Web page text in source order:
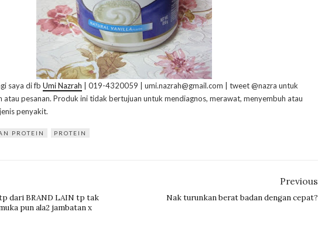
saya di fb Umi Nazrah | 019-4320059 | umi.nazrah@gmail.com | tweet @nazra untuk
atau pesanan. Produk ini tidak bertujuan untuk mendiagnos, merawat, menyembuh atau
penyakit.
PROTEIN PROTEIN
dari BRAND LAIN tp tak
pun ala2 jambatan x
Previous
Nak turunkan berat badan dengan cepat?